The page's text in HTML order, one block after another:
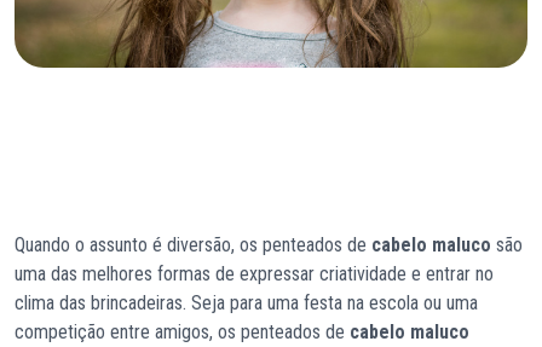
Quando o assunto é diversão, os penteados de cabelo maluco são
uma das melhores formas de expressar criatividade e entrar no
clima das brincadeiras. Seja para uma festa na escola ou uma
competição entre amigos, os penteados de cabelo maluco